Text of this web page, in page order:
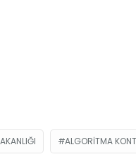
ALGORITMA